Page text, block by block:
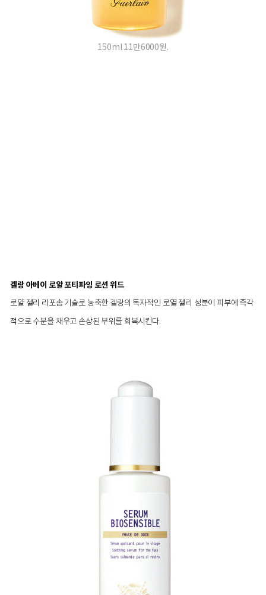
150ml 11만6000원.
겔랑 아베이 로얄 포티파잉 로션 위드
로얄 젤리 리포솜 기술로 농축한 겔랑의 독자적인 로열 젤리 성분이 피부에 즉각
적으로 수분을 채우고 손상된 부위를 회복시킨다.